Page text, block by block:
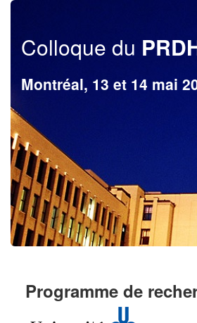
Colloque du
Montréal, 13 et 14 mai
Programme de